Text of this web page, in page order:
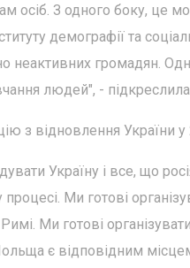
осіб. З одного боку, це
демографії та
неактивних громадян.
людей", -
з відновлення України у
Україну і все, що
Ми готові
Ми готові
є відповідним